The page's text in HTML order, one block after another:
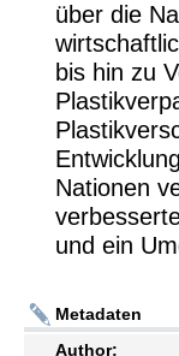
über die
bis hin zu
Nationen
und ein
Metadaten
Author: